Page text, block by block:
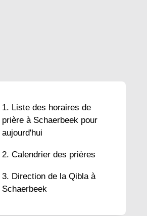
Liste des horaires de
prière à Schaerbeek pour
aujourd'hui
Calendrier des prières
Direction de la Qibla à
Schaerbeek